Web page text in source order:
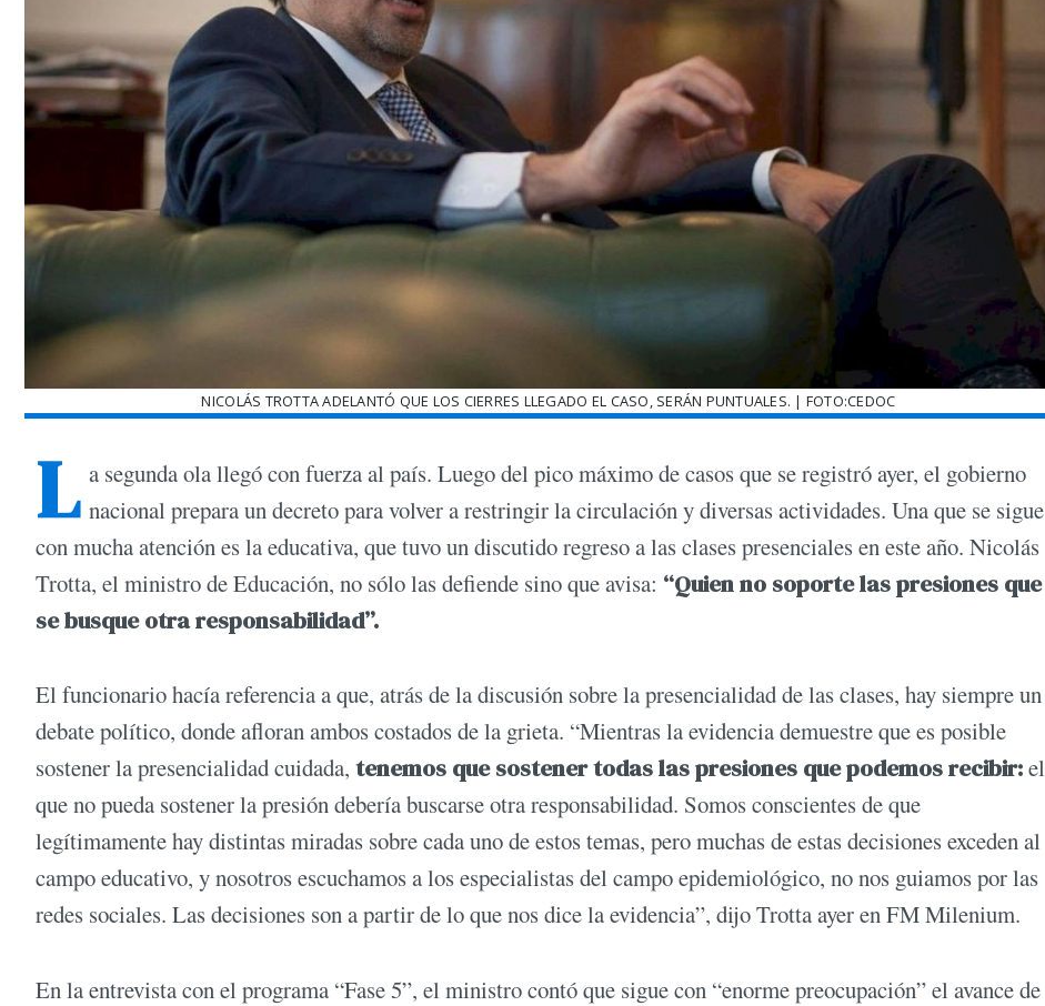
NICOLÁS TROTTA ADELANTÓ QUE LOS CIERRES LLEGADO EL CASO, SERÁN PUNTUALES. | FOTO:CEDOC
L a segunda ola llegó con fuerza al país. Luego del pico máximo de casos que se registró ayer, el gobierno
nacional prepara un decreto para volver a restringir la circulación y diversas actividades. Una que se sigue
con mucha atención es la educativa, que tuvo un discutido regreso a las clases presenciales en este año. Nicolás
Trotta, el ministro de Educación, no sólo las defiende sino que avisa: “Quien no soporte las presiones que
se busque otra responsabilidad”.
El funcionario hacía referencia a que, atrás de la discusión sobre la presencialidad de las clases, hay siempre un
debate político, donde afloran ambos costados de la grieta. “Mientras la evidencia demuestre que es posible
sostener la presencialidad cuidada, tenemos que sostener todas las presiones que podemos recibir:el
que no pueda sostener la presión debería buscarse otra responsabilidad. Somos conscientes de que
legítimamente hay distintas miradas sobre cada uno de estos temas, pero muchas de estas decisiones exceden al
campo educativo, y nosotros escuchamos a los especialistas del campo epidemiológico, no nos guiamos por las
redes sociales. Las decisiones son a partir de lo que nos dice la evidencia”, dijo Trotta ayer en FM Milenium.
En la entrevista con el programa “Fase 5”, el ministro contó que sigue con “enorme preocupación” el avance de